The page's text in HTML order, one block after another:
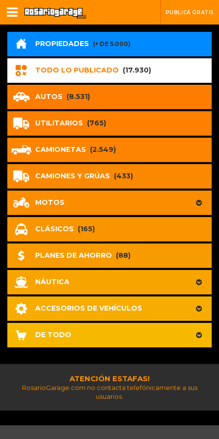
PUBLICÁ GRATIS
PROPIEDADES (+ DE 5.000)
TODO LO PUBLICADO (17.930)
AUTOS (8.531)
UTILITARIOS (765)
CAMIONETAS (2.549)
CAMIONES Y GRÚAS (433)
MOTOS
CLÁSICOS (165)
PLANES DE AHORRO (88)
NÁUTICA
ACCESORIOS DE VEHÍCULOS
DE TODO
ATENCIÓN ESTAFAS!
RosarioGarage.com no contacta telefónicamente a sus
usuarios.